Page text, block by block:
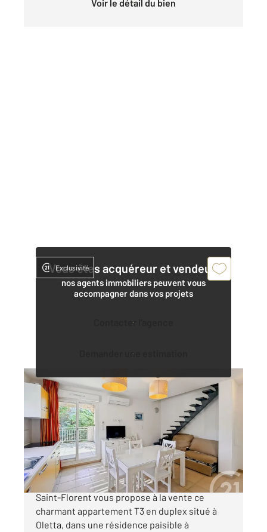
Voir le détail du bien
Vous êtes acquéreur et vendeur,
nos agents immobiliers peuvent vous
accompagner dans vos projets
Contacter l'agence
Demander une estimation
Exclusivité
OLETTA 202
50,36 m2, 3 pièces
Ref : 843
Appartement T3 à vendre
178 000 €
Votre agence Century 21 Dary Immobilier à
Saint-Florent vous propose à la vente ce
charmant appartement T3 en duplex situé à
Oletta, dans une résidence paisible à